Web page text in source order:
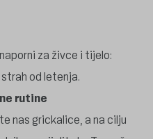
za živce i tijelo:
od letenja.
rutine
nas grickalice, a na cilju